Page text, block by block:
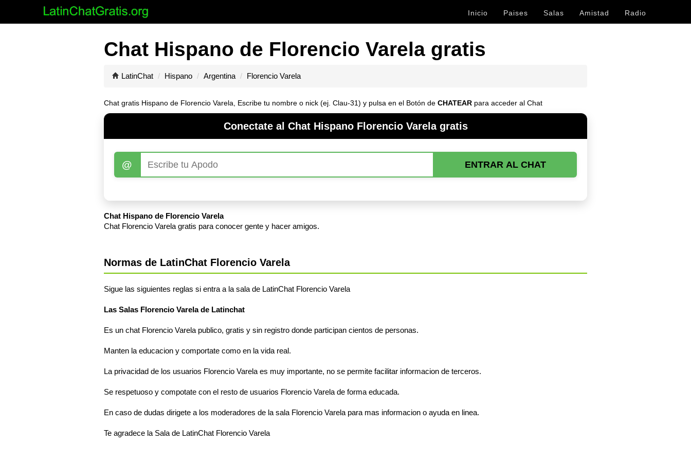
Inicio Paises Salas Amistad Radio
Chat Hispano de Florencio Varela gratis
LatinChat Hispano Argentina Florencio Varela
Chat gratis Hispano de Florencio Varela, Escribe tu nombre o nick (ej. Clau-31) y pulsa en el Botón de CHATEAR para acceder al Chat
Conectate al Chat Hispano Florencio Varela gratis
@ ENTRAR AL CHAT
Chat Hispano de Florencio Varela
Chat Florencio Varela gratis para conocer gente y hacer amigos.
Normas de LatinChat Florencio Varela
Sigue las siguientes reglas si entra a la sala de LatinChat Florencio Varela
Las Salas Florencio Varela de Latinchat
Es un chat Florencio Varela publico, gratis y sin registro donde participan cientos de personas.
Manten la educacion y comportate como en la vida real.
La privacidad de los usuarios Florencio Varela es muy importante, no se permite facilitar informacion de terceros.
Se respetuoso y compotate con el resto de usuarios Florencio Varela de forma educada.
En caso de dudas dirigete a los moderadores de la sala Florencio Varela para mas informacion o ayuda en linea.
Te agradece la Sala de LatinChat Florencio Varela